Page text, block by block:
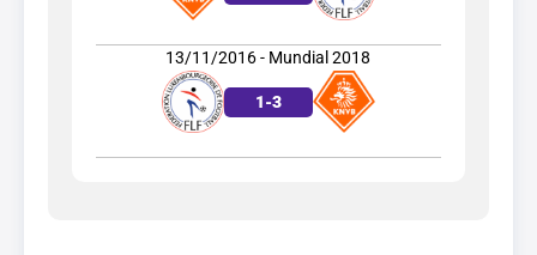
13/11/2016 - Mundial 2018
1-3